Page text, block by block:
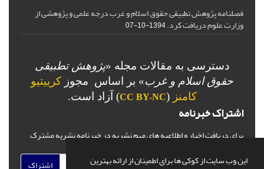
این وب سایت از کوکی ها برای اطمینان از ارائه بهترین
فصلنامه پژوهش تطبیقی حقوق اسلام و غرب درجه علمی و پژوهشی از
وزارت علوم دریافت کرد.1394-10-07
دسترسی به مقالات مجله «پژوهش تطبیقی
حقوق اسلام و غرب» بر اساس مجوز کرییتیو
کامنز (
CC BY-NC) آزاد است.
اشتراک خبرنامه
برای دریافت اخبار و اطلاعیه های مهم نشریه در خبرنامه نشریه مشترک
اشتراک